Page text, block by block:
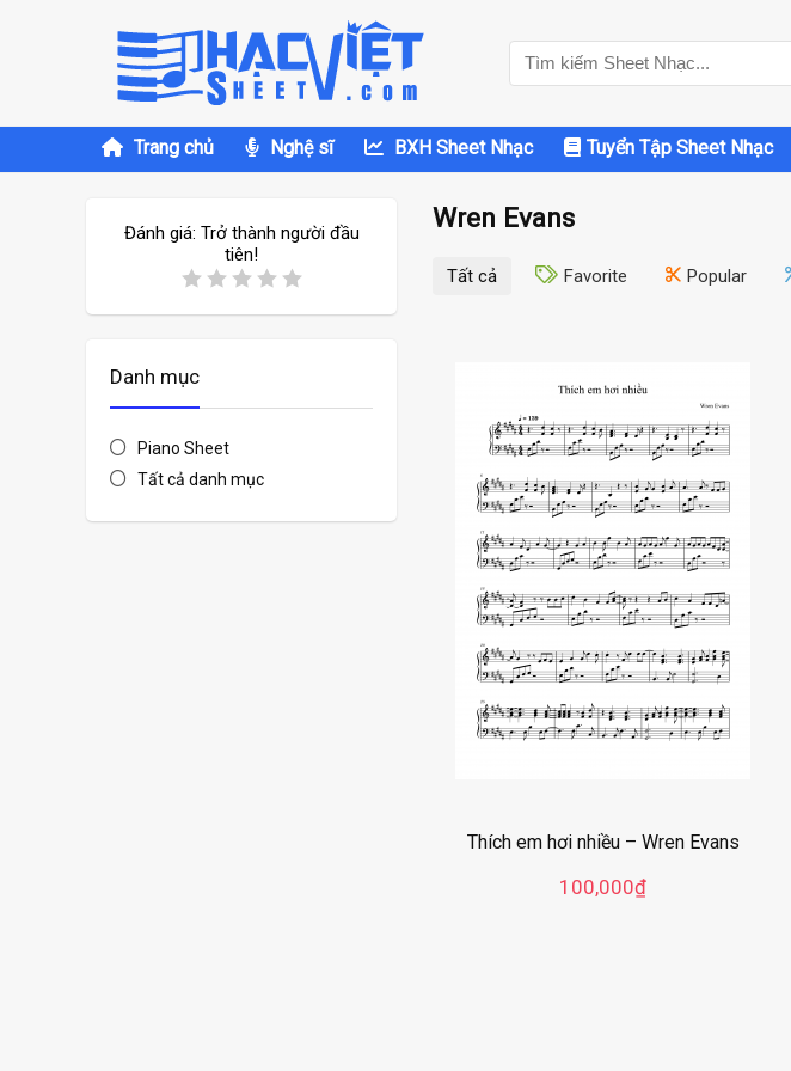
Trang chủ Nghệ sĩ BXH Sheet Nhạc Tuyển Tập Sheet Nhạc
Wren Evans
Đánh giá: Trở thành người đầu
tiên!
Danh mục
Piano Sheet
Tất cả danh mục
Tất cả Favorite Popular
Thích em hơi nhiều – Wren Evans
100,000₫